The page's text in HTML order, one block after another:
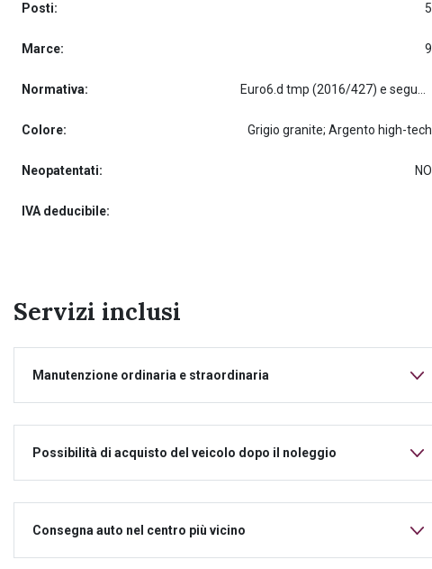
Posti: 5
Marce: 9
Normativa:
Colore: Grigio granite; Argento high-tech
Neopatentati: NO
IVA deducibile:
Servizi inclusi
Manutenzione ordinaria e straordinaria
Possibilità di acquisto del veicolo dopo il noleggio
Consegna auto nel centro più vicino